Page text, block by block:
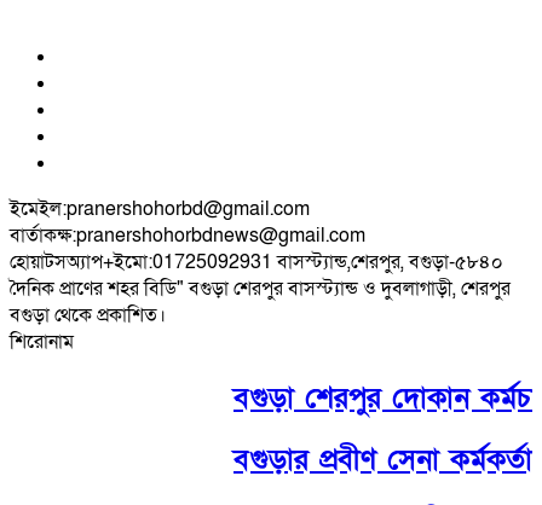
ইমেইল:pranershohorbd@gmail.com
বার্তাকক্ষ:pranershohorbdnews@gmail.com
হোয়াটসঅ্যাপ+ইমো:01725092931 বাসস্ট্যান্ড,শেরপুর, বগুড়া-৫৮৪০
দৈনিক প্রাণের শহর বিডি" বগুড়া শেরপুর বাসস্ট্যান্ড ও দুবলাগাড়ী, শেরপুর
বগুড়া থেকে প্রকাশিত।
শিরোনাম
বগুড়া শেরপুর দোকান
বগুড়ার প্রবীণ সেনা